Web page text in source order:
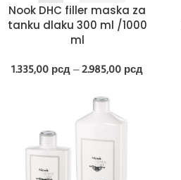
Nook DHC filler maska za
tanku dlaku 300 ml /1000
ml
1.335,00 рсд – 2.985,00 рсд